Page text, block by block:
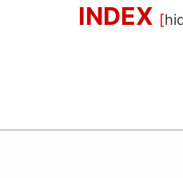
INDEX [